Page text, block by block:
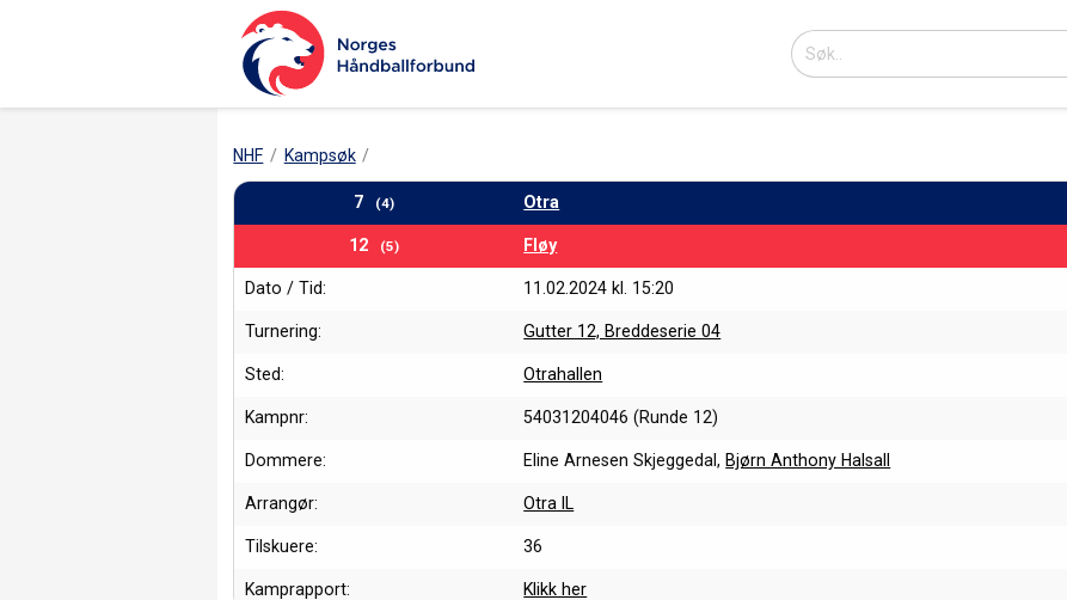
NHF Kampsøk
7 (4) Otra
12 (5) Fløy
Dato / Tid: 11.02.2024 kl. 15:20
Turnering: Gutter 12, Breddeserie 04
Sted: Otrahallen
Kampnr: 54031204046 (Runde 12)
Dommere: Eline Arnesen Skjeggedal,Bjørn Anthony Halsall
Arrangør: Otra IL
Tilskuere: 36
Kamprapport: Klikk her